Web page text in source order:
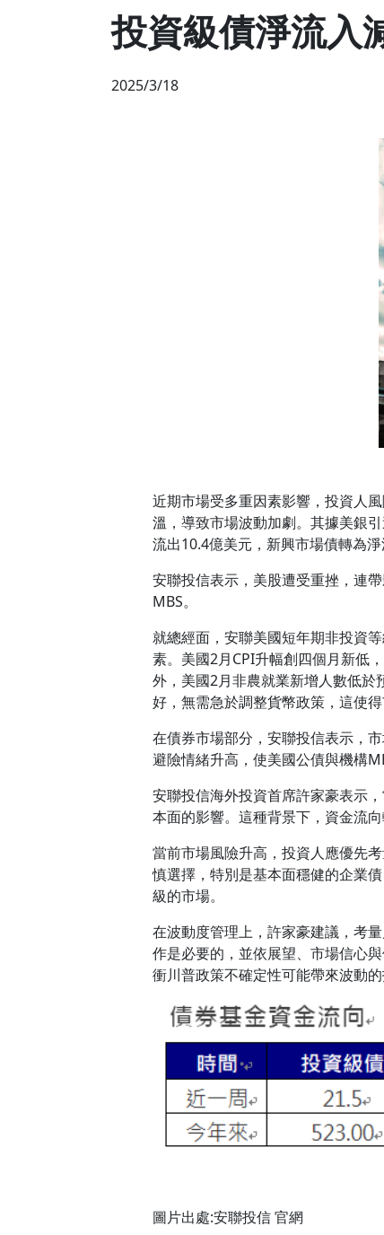
投資級債淨流入
2025/3/18
近期市場受多重因素影響，投資人
溫，導致市場波動加劇。其據美銀
流出10.4億美元，新興市場債轉為淨
安聯投信表示，美股遭受重挫，連
MBS。
就總經面，安聯美國短年期非投資
素。美國2月CPI升幅創四個月新低
外，美國2月非農就業新增人數低於
好，無需急於調整貨幣政策，這使
在債券市場部分，安聯投信表示，
避險情緒升高，使美國公債與機構
安聯投信海外投資首席許家豪表示
本面的影響。這種背景下，資金流
當前市場風險升高，投資人應優先
慎選擇，特別是基本面穩健的企業
級的市場。
在波動度管理上，許家豪建議，考
作是必要的，並依展望、市場信心
衝川普政策不確定性可能帶來波動的
圖片出處:安聯投信 官網